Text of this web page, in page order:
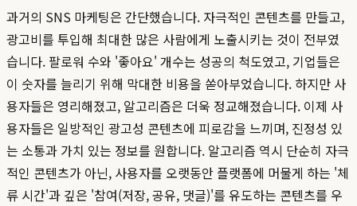
과거의 SNS 마케팅은 간단했습니다. 자극적인 콘텐츠를 만들고,
광고비를 투입해 최대한 많은 사람에게 노출시키는 것이 전부였
습니다. 팔로워 수와 '좋아요' 개수는 성공의 척도였고, 기업들은
이 숫자를 늘리기 위해 막대한 비용을 쏟아부었습니다. 하지만 사
용자들은 영리해졌고, 알고리즘은 더욱 정교해졌습니다. 이제 사
용자들은 일방적인 광고성 콘텐츠에 피로감을 느끼며, 진정성 있
는 소통과 가치 있는 정보를 원합니다. 알고리즘 역시 단순히 자극
적인 콘텐츠가 아닌, 사용자를 오랫동안 플랫폼에 머물게 하는 '체
류 시간'과 깊은 '참여(저장, 공유, 댓글)'를 유도하는 콘텐츠를 우